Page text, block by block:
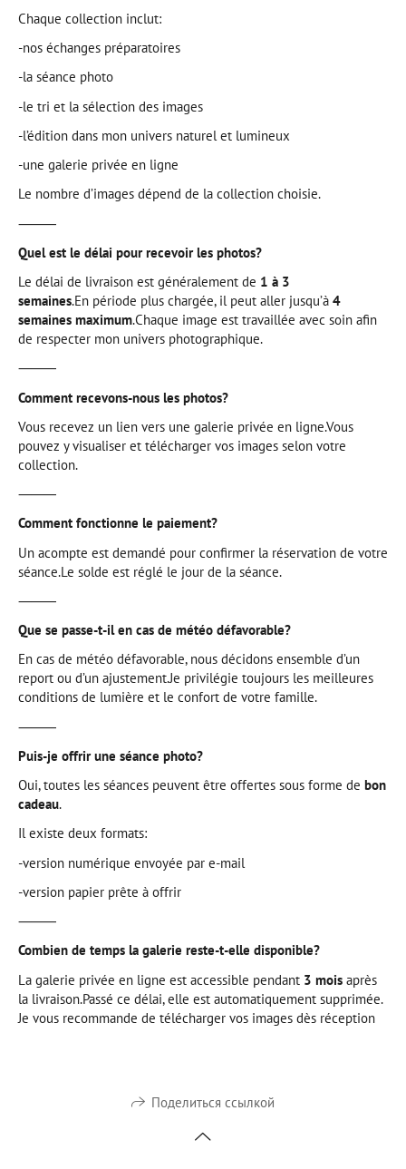
Chaque collection inclut:
-nos échanges préparatoires
-la séance photo
-le tri et la sélection des images
-l’édition dans mon univers naturel et lumineux
-une galerie privée en ligne
Le nombre d’images dépend de la collection choisie.
⸻
Quel est le délai pour recevoir les photos?
Le délai de livraison est généralement de 1 à 3
semaines.En période plus chargée, il peut aller jusqu’à 4
semaines maximum.Chaque image est travaillée avec soin afin
de respecter mon univers photographique.
⸻
Comment recevons-nous les photos?
Vous recevez un lien vers une galerie privée en ligne.Vous
pouvez y visualiser et télécharger vos images selon votre
collection.
⸻
Comment fonctionne le paiement?
Un acompte est demandé pour confirmer la réservation de votre
séance.Le solde est réglé le jour de la séance.
⸻
Que se passe-t-il en cas de météo défavorable?
En cas de météo défavorable, nous décidons ensemble d’un
report ou d’un ajustement.Je privilégie toujours les meilleures
conditions de lumière et le confort de votre famille.
⸻
Puis-je offrir une séance photo?
Oui, toutes les séances peuvent être offertes sous forme de bon
cadeau.
Il existe deux formats:
-version numérique envoyée par e-mail
-version papier prête à offrir
⸻
Combien de temps la galerie reste-t-elle disponible?
La galerie privée en ligne est accessible pendant 3 mois après
la livraison.Passé ce délai, elle est automatiquement supprimée.
Je vous recommande de télécharger vos images dès réception
Поделиться ссылкой